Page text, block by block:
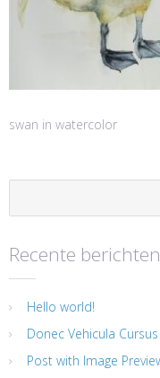
swan in watercolor
Recente berichten
Hello world!
Donec Vehicula
Post with Image